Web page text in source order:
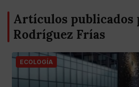
Artículos publicados
Rodríguez Frías
ECOLOGÍA